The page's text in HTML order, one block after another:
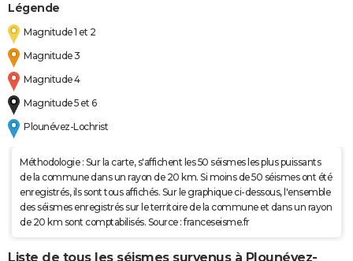
Légende
Magnitude 1 et 2
Magnitude 3
Magnitude 4
Magnitude 5 et 6
Plounévez-Lochrist
Méthodologie : Sur la carte, s'affichent les 50 séismes les plus puissants
de la commune dans un rayon de 20 km. Si moins de 50 séismes ont été
enregistrés, ils sont tous affichés. Sur le graphique ci-dessous, l'ensemble
des séismes enregistrés sur le territoire de la commune et dans un rayon
de 20 km sont comptabilisés. Source : franceseisme.fr
Liste de tous les séismes survenus à Plounévez-